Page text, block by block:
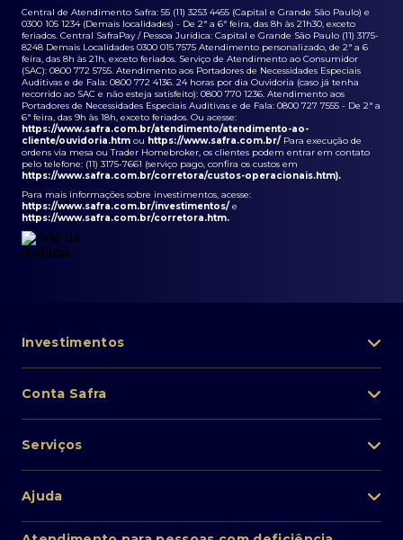
Central de Atendimento Safra: 55 (11) 3253 4455 (Capital e Grande São Paulo) e
0300 105 1234 (Demais localidades) - De 2ª a 6ª feira, das 8h às 21h30, exceto
feriados. Central SafraPay / Pessoa Jurídica: Capital e Grande São Paulo (11) 3175-
8248 Demais Localidades 0300 015 7575 Atendimento personalizado, de 2ª a 6
feira, das 8h às 21h, exceto feriados. Serviço de Atendimento ao Consumidor
(SAC): 0800 772 5755. Atendimento aos Portadores de Necessidades Especiais
Auditivas e de Fala: 0800 772 4136. 24 horas por dia Ouvidoria (caso já tenha
recorrido ao SAC e não esteja satisfeito): 0800 770 1236. Atendimento aos
Portadores de Necessidades Especiais Auditivas e de Fala: 0800 727 7555 - De 2ª a
6ª feira, das 9h às 18h, exceto feriados. Ou acesse:
https://www.safra.com.br/atendimento/atendimento-ao-
cliente/ouvidoria.htm ou https://www.safra.com.br/ Para execução de
ordens via mesa ou Trader Homebroker, os clientes podem entrar em contato
pelo telefone: (11) 3175-7661 (serviço pago, confira os custos em
https://www.safra.com.br/corretora/custos-operacionais.htm).
Para mais informações sobre investimentos, acesse:
https://www.safra.com.br/investimentos/ e
https://www.safra.com.br/corretora.htm.
Investimentos
Lista de fundos de investimento
Private Banking
Renda fixa
Conta Safra
Pessoa Física
Cartões
Empréstimos e financiamentos
Serviços
Perda/roubo de celular
Ajuda
Atendimento ao cliente